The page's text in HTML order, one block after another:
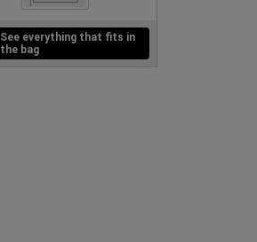
See everything that fits in
the bag